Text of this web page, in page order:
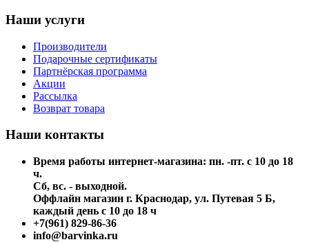
Наши услуги
Производители
Подарочные сертификаты
Партнёрская программа
Акции
Рассылка
Возврат товара
Наши контакты
Время работы интернет-магазина: пн. -пт. с 10 до 18
ч.
Сб, вс. - выходной.
Оффлайн магазин г. Краснодар, ул. Путевая 5 Б,
каждый день с 10 до 18 ч
+7(961) 829-86-36
info@barvinka.ru